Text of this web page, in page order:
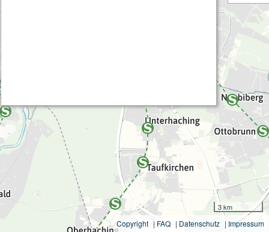
3 km
Copyright | FAQ | Datenschutz | Impressum